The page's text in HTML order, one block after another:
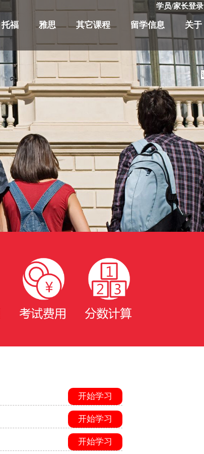
托福 雅思 其它课程 留学信息 关于
学员/家长登录
开始学习
开始学习
开始学习